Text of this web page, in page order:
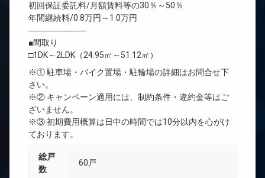
初回保証委託料/月額賃料等の30％～50％
年間継続料/0.8万円～1.0万円
―――――――
■間取り
□1DK～2LDK（24.95㎡～51.12㎡）
※① 駐車場・バイク置場・駐輪場の詳細はお問合せ下
さい。
※② キャンペーン適用には、制約条件・違約金等はご
ざいません。
※③ 初期費用概算は日中の時間では10分以内を心がけ
ております。
総戸
数
60戸